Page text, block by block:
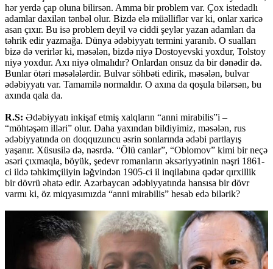
hər yerdə çap oluna bilirsən. Amma bir problem var. Çox istedadlı
adamlar daxilən tənbəl olur. Bizdə elə müəlliflər var ki, onlar xaricə
asan çıxır. Bu isə problem deyil və ciddi şeylər yazan adamları da
təhrik edir yazmağa. Dünya ədəbiyyatı termini yaranıb. O sualları
bizə də verirlər ki, məsələn, bizdə niyə Dostoyevski yoxdur, Tolstoy
niyə yoxdur. Axı niyə olmalıdır? Onlardan onsuz da bir dənədir də.
Bunlar ötəri məsələlərdir. Bulvar söhbəti edirik, məsələn, bulvar
ədəbiyyatı var. Tamamilə normaldır. O axına da qoşula bilərsən, bu
axında qala da.
R.S: Ədəbiyyatı inkişaf etmiş xalqların “anni mirabilis”i –
“möhtəşəm illəri” olur. Daha yaxından bildiyimiz, məsələn, rus
ədəbiyyatında on doqquzuncu əsrin sonlarında ədəbi partlayış
yaşanır. Xüsusilə də, nəsrdə. “Ölü canlar”, “Oblomov” kimi bir neçə
əsəri çıxmaqla, böyük, şedevr romanların əksəriyyətinin nəşri 1861-
ci ildə təhkimçiliyin ləğvindən 1905-ci il inqilabına qədər qırxillik
bir dövrü əhatə edir. Azərbaycan ədəbiyyatında hansısa bir dövr
varmı ki, öz miqyasımızda “anni mirabilis” hesab edə bilərik?